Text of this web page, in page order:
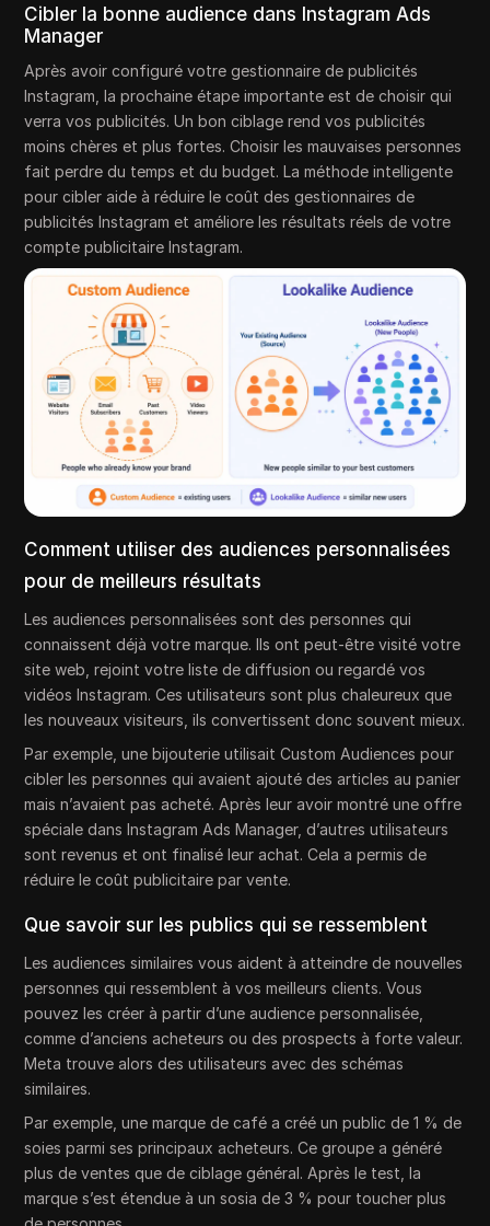
Cibler la bonne audience dans Instagram Ads
Manager
Après avoir configuré votre gestionnaire de publicités
Instagram, la prochaine étape importante est de choisir qui
verra vos publicités. Un bon ciblage rend vos publicités
moins chères et plus fortes. Choisir les mauvaises personnes
fait perdre du temps et du budget. La méthode intelligente
pour cibler aide à réduire le coût des gestionnaires de
publicités Instagram et améliore les résultats réels de votre
compte publicitaire Instagram.
Comment utiliser des audiences personnalisées
pour de meilleurs résultats
Les audiences personnalisées sont des personnes qui
connaissent déjà votre marque. Ils ont peut-être visité votre
site web, rejoint votre liste de diffusion ou regardé vos
vidéos Instagram. Ces utilisateurs sont plus chaleureux que
les nouveaux visiteurs, ils convertissent donc souvent mieux.
Par exemple, une bijouterie utilisait Custom Audiences pour
cibler les personnes qui avaient ajouté des articles au panier
mais n’avaient pas acheté. Après leur avoir montré une offre
spéciale dans Instagram Ads Manager, d’autres utilisateurs
sont revenus et ont finalisé leur achat. Cela a permis de
réduire le coût publicitaire par vente.
Que savoir sur les publics qui se ressemblent
Les audiences similaires vous aident à atteindre de nouvelles
personnes qui ressemblent à vos meilleurs clients. Vous
pouvez les créer à partir d’une audience personnalisée,
comme d’anciens acheteurs ou des prospects à forte valeur.
Meta trouve alors des utilisateurs avec des schémas
similaires.
Par exemple, une marque de café a créé un public de 1 % de
soies parmi ses principaux acheteurs. Ce groupe a généré
plus de ventes que de ciblage général. Après le test, la
marque s’est étendue à un sosia de 3 % pour toucher plus